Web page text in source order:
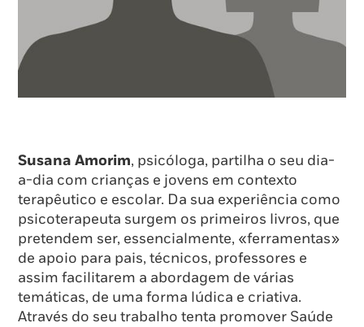
Susana Amorim, psicóloga, partilha o seu dia-
a-dia com crianças e jovens em contexto
terapêutico e escolar. Da sua experiência como
psicoterapeuta surgem os primeiros livros, que
pretendem ser, essencialmente, «ferramentas»
de apoio para pais, técnicos, professores e
assim facilitarem a abordagem de várias
temáticas, de uma forma lúdica e criativa.
Através do seu trabalho tenta promover Saúde